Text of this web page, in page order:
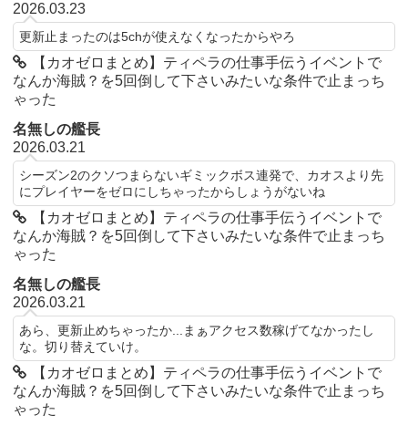
2026.03.23
更新止まったのは5chが使えなくなったからやろ
【カオゼロまとめ】ティペラの仕事手伝うイベントで
なんか海賊？を5回倒して下さいみたいな条件で止まっち
ゃった
名無しの艦長
2026.03.21
シーズン2のクソつまらないギミックボス連発で、カオスより先
にプレイヤーをゼロにしちゃったからしょうがないね
【カオゼロまとめ】ティペラの仕事手伝うイベントで
なんか海賊？を5回倒して下さいみたいな条件で止まっち
ゃった
名無しの艦長
2026.03.21
あら、更新止めちゃったか...まぁアクセス数稼げてなかったし
な。切り替えていけ。
【カオゼロまとめ】ティペラの仕事手伝うイベントで
なんか海賊？を5回倒して下さいみたいな条件で止まっち
ゃった